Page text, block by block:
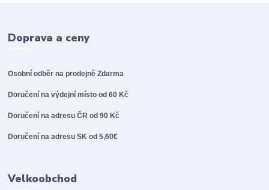
Doprava a ceny
Osobní odběr na prodejněZdarma
Doručení na výdejní místo od 60 Kč
Doručení na adresu ČR od 90 Kč
Doručení na adresu SK od 5,60€
Velkoobchod